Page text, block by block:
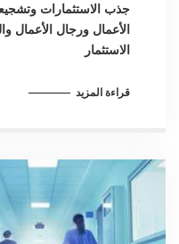
جذب الاستثمارات
الأعمال ورجال الأعمال
الاستثمار
قراءة المزيد